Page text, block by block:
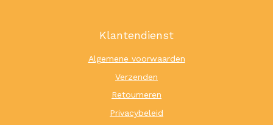
Klantendienst
Algemene voorwaarden
Verzenden
Retourneren
Privacybeleid